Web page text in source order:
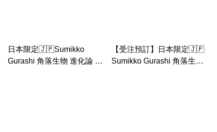
日本限定🇯🇵Sumikko
Gurashi 角落生物 進化論 恐
【受注預訂】日本限定🇯🇵
Sumikko Gurashi 角落生物